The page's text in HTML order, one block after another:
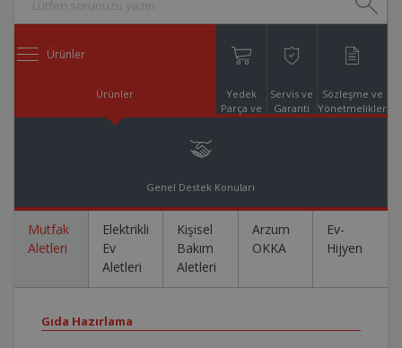
Ürünler
Ürünler
Yedek
Parça ve
Servis ve
Garanti
Sözleşme ve
Yönetmelikler
Genel Destek Konuları
Mutfak
Aletleri
Elektrikli
Ev
Aletleri
Kişisel
Bakım
Aletleri
Arzum
OKKA
Ev-
Hijyen
Gıda Hazırlama